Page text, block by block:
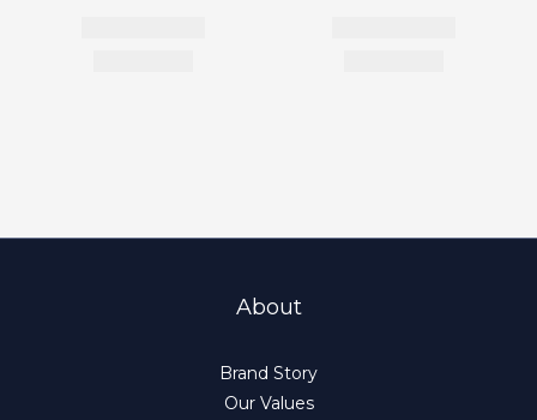
About
Brand Story
Our Values